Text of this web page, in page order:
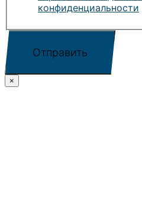
конфиденциальности
Отправить
×